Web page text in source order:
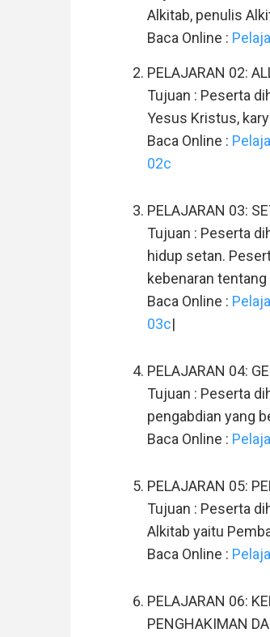
Alkitab, penulis
Baca Online :
PELAJARAN 02:
Tujuan : Peserta
Yesus Kristus,
Baca Online :
02c
PELAJARAN 03:
Tujuan : Peserta
hidup setan.
kebenaran
Baca Online :
03c|
PELAJARAN 04:
Tujuan : Peserta
pengabdian yang
Baca Online :
PELAJARAN 05:
Tujuan : Peserta
Alkitab yaitu
Baca Online :
PELAJARAN 06:
PENGHAKIMAN